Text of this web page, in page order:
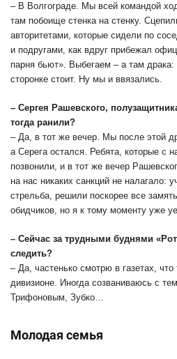
– В Волгограде. Мы всей командой
там побоище стенка на стенку.
авторитетами, которые сидели по
и подругами, как вдруг прибежал
парня бьют». Выбегаем – а там драка:
сторонке стоит. Ну мы и ввязались.
– Сергея Рашевского,
тогда ранили?
– Да, в тот же вечер. Мы после этой
а Серега остался. Ребята, которые с
позвонили, и в тот же вечер
на нас никаких санкций не налагало:
стрельба, решили поскорее все
обидчиков, но я к тому моменту уже
– Сейчас за трудными буднями
следить?
– Да, частенько смотрю в газетах,
дивизионе. Иногда созваниваюсь с
Трифоновым, Зубко…
Молодая семья